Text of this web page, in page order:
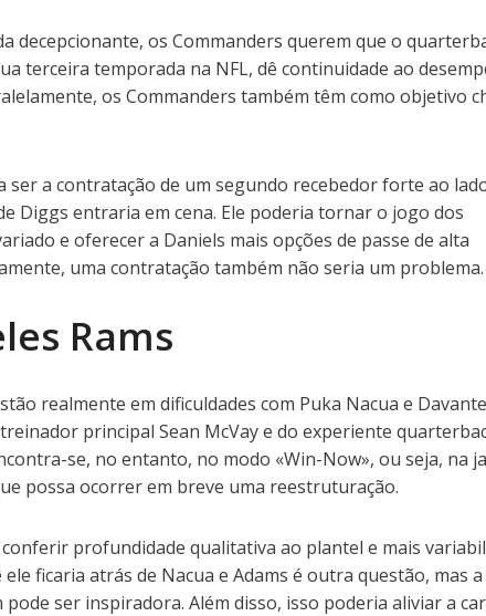
decepcionante, os Commanders querem que o
terceira temporada na NFL, dê continuidade ao
os Commanders também têm como objetivo
ser a contratação de um segundo recebedor forte ao
Diggs entraria em cena. Ele poderia tornar o jogo dos
e oferecer a Daniels mais opções de passe de alta
uma contratação também não seria um problema.
Rams
realmente em dificuldades com Puka Nacua e Davante
principal Sean McVay e do experiente
se, no entanto, no modo «Win-Now», ou seja, na
possa ocorrer em breve uma reestruturação.
profundidade qualitativa ao plantel e mais
ficaria atrás de Nacua e Adams é outra questão, mas a
ser inspiradora. Além disso, isso poderia aliviar a